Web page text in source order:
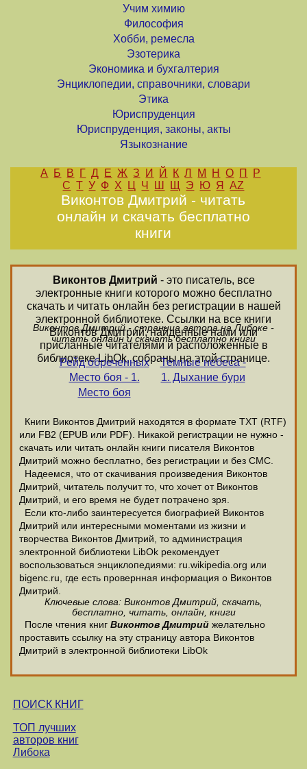
Учим химию
Философия
Хобби, ремесла
Эзотерика
Экономика и бухгалтерия
Энциклопедии, справочники, словари
Этика
Юриспруденция
Юриспруденция, законы, акты
Языкознание
А Б В Г Д Е Ж З И Й К Л М Н О П
Р
С Т У Ф Х Ц Ч Ш Щ Э Ю Я AZ
Виконтов Дмитрий - читать
онлайн и скачать бесплатно
книги
Виконтов Дмитрий - это писатель, все
электронные книги которого можно бесплатно
скачать и читать онлайн без регистрации в нашей
электронной библиотеке. Ссылки на все книги
Виконтов Дмитрий, найденные нами или
присланные читателями и расположенные в
библиотеке LibOk, собраны на этой странице.
Виконтов Дмитрий - страница автора на Либоке -
читать онлайн и скачать бесплатно книги
Рейд обреченных
Место боя - 1.
Место боя
Темные небеса -
1. Дыхание бури
Книги Виконтов Дмитрий находятся в формате ТХТ (RTF)
или FB2 (EPUB или PDF). Никакой регистрации не нужно -
скачать или читать онлайн книги писателя Виконтов
Дмитрий можно бесплатно, без регистрации и без СМС.
Надеемся, что от скачивания произведения Виконтов
Дмитрий, читатель получит то, что хочет от Виконтов
Дмитрий, и его время не будет потрачено зря.
Если кто-либо заинтересуется биографией Виконтов
Дмитрий или интересными моментами из жизни и
творчества Виконтов Дмитрий, то администрация
электронной библиотеки LibOk рекомендует
воспользоваться энциклопедиями: ru.wikipedia.org или
bigenc.ru, где есть провернная информация о Виконтов
Дмитрий.
Ключевые слова: Виконтов Дмитрий, скачать,
бесплатно, читать, онлайн, книги
После чтения книг Виконтов Дмитрий желательно
проставить ссылку на эту страницу автора Виконтов
Дмитрий в электронной библиотеки LibOk
ПОИСК КНИГ
ТОП лучших
авторов книг
Либока